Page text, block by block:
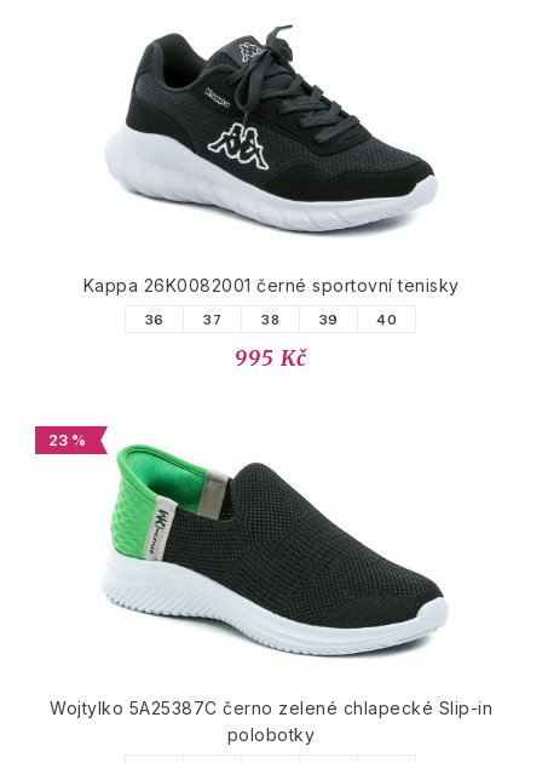
Kappa 26K0082001 černé sportovní tenisky
36 37 38 39 40
995 Kč
23 %
Wojtylko 5A25387C černo zelené chlapecké Slip-in
polobotky